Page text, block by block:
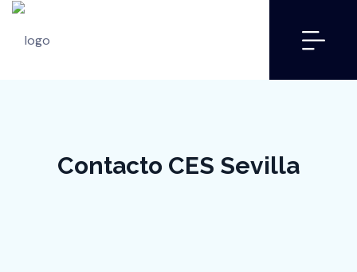
Contacto CES Sevilla